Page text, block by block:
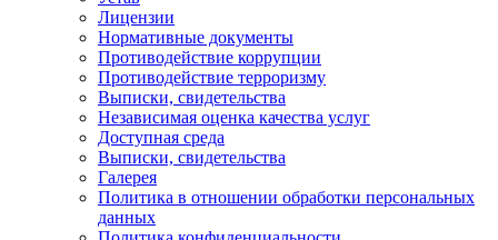
Лицензии
Нормативные документы
Противодействие коррупции
Противодействие терроризму
Выписки, свидетельства
Независимая оценка качества услуг
Доступная среда
Выписки, свидетельства
Галерея
Политика в отношении обработки персональных
данных